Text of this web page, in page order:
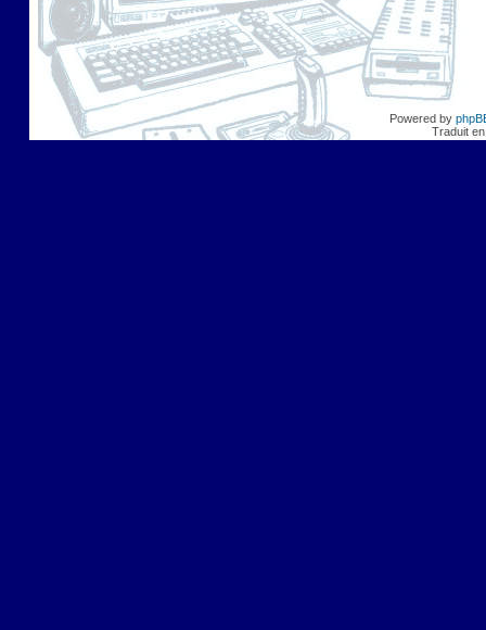
Powered by
Traduit